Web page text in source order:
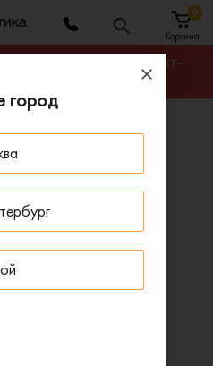
город
Корзина
0
на любую оправу в Санкт-
C03